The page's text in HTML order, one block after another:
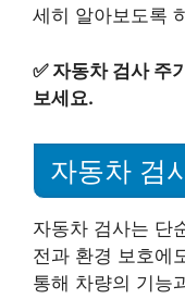
세히 알아보도록
✅ 자동차 검사 주
보세요.
자동차 검
자동차 검사는 단
전과 환경 보호에
통해 차량의 기능